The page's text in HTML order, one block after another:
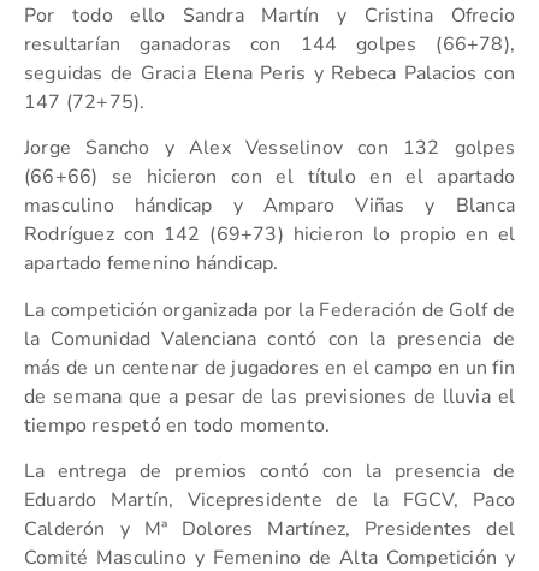
Por todo ello Sandra Martín y Cristina Ofrecio
resultarían ganadoras con 144 golpes (66+78),
seguidas de Gracia Elena Peris y Rebeca Palacios con
147 (72+75).
Jorge Sancho y Alex Vesselinov con 132 golpes
(66+66) se hicieron con el título en el apartado
masculino hándicap y Amparo Viñas y Blanca
Rodríguez con 142 (69+73) hicieron lo propio en el
apartado femenino hándicap.
La competición organizada por la Federación de Golf de
la Comunidad Valenciana contó con la presencia de
más de un centenar de jugadores en el campo en un fin
de semana que a pesar de las previsiones de lluvia el
tiempo respetó en todo momento.
La entrega de premios contó con la presencia de
Eduardo Martín, Vicepresidente de la FGCV, Paco
Calderón y Mª Dolores Martínez, Presidentes del
Comité Masculino y Femenino de Alta Competición y